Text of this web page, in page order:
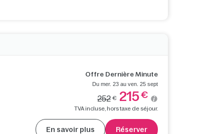
Offre Dernière Minute
Du mer. 23 au ven. 25 sept
252 € 215€
TVA incluse, hors taxe de séjour.
En savoir plus Réserver